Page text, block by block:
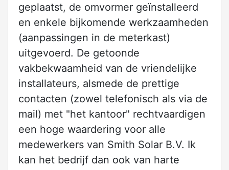
geplaatst, de omvormer geïnstalleerd
en enkele bijkomende werkzaamheden
(aanpassingen in de meterkast)
uitgevoerd. De getoonde
vakbekwaamheid van de vriendelijke
installateurs, alsmede de prettige
contacten (zowel telefonisch als via de
mail) met "het kantoor" rechtvaardigen
een hoge waardering voor alle
medewerkers van Smith Solar B.V. Ik
kan het bedrijf dan ook van harte